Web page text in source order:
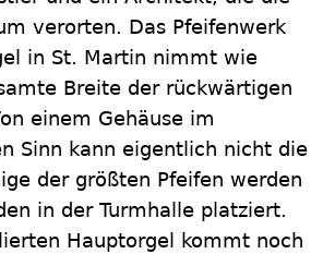
verorten. Das Pfeifenwerk
in St. Martin nimmt wie
Breite der rückwärtigen
einem Gehäuse im
Sinn kann eigentlich nicht die
der größten Pfeifen werden
in der Turmhalle platziert.
Hauptorgel kommt noch